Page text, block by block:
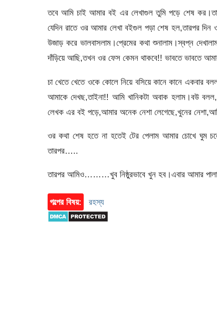
তবে আমি চাই আমার বই এর লেখাগুল তুমি পড়ে শেষ
যেদিন রাতে ওর আমার লেখা বইগুল পড়া শেষ হল,তারপর দিন
উজাড় করে ভালবাসলাম।প্রেমের কথা শুনালাম।স্বপ্ন
দাঁড়িয়ে আছি,তখন ওর ফেস কেমন থাকবে!! ভাবতে ভাবতে
চা খেতে খেতে ওকে কোলে নিয়ে বসিয়ে কানে কানে
আমাকে দেখছ,তাইনা!! আমি খানিকটা অবাক হলাম।বউ
লেখক এর বই পড়ে,আমার অনেক নেশা লেগেছে,খুনের
ওর কথা শেষ হতে না হতেই টের পেলাম আমার চোখে ঘুম
তারপর…..
তারপর আমিও………খুব নিষ্ঠুরভাবে খুন হব।এবার আমার
গল্পের বিষয়: রহস্য